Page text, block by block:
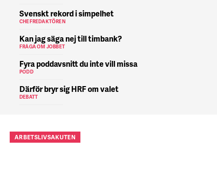
Svenskt rekord i simpelhet
CHEFREDAKTÖREN
Kan jag säga nej till timbank?
FRÅGA OM JOBBET
Fyra poddavsnitt du inte vill missa
PODD
Därför bryr sig HRF om valet
DEBATT
ARBETSLIVSAKUTEN